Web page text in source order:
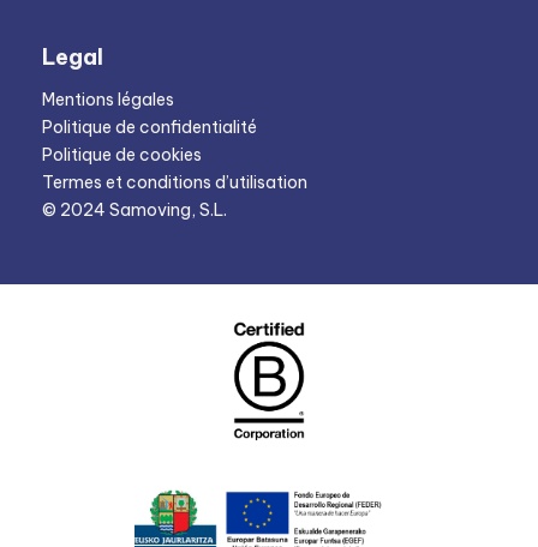
Legal
Mentions légales
Politique de confidentialité
Politique de cookies
Termes et conditions d’utilisation
© 2024 Samoving, S.L.